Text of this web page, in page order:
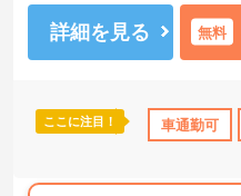
詳細を見る 無料
ここに注目！ 車通勤可